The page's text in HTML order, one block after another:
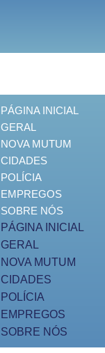
PÁGINA INICIAL
GERAL
NOVA MUTUM
CIDADES
POLÍCIA
EMPREGOS
SOBRE NÓS
PÁGINA INICIAL
GERAL
NOVA MUTUM
CIDADES
POLÍCIA
EMPREGOS
SOBRE NÓS